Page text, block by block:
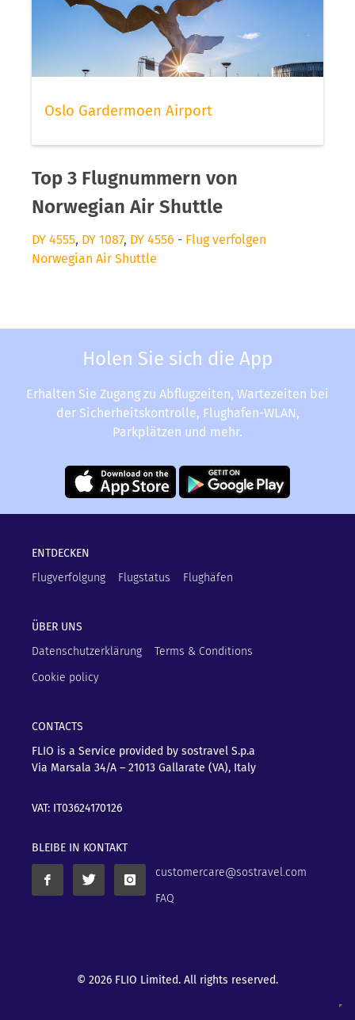
Oslo Gardermoen Airport
Top 3 Flugnummern von
Norwegian Air Shuttle
DY 4555, DY 1087, DY 4556 - Flug verfolgen
Norwegian Air Shuttle
Holen Sie sich die App
Erhalten Sie Zugang zu Abflugzeiten, Wartezeiten bei
der Sicherheitskontrolle, Flughafen-WLAN,
Parkplätzen und mehr.
ENTDECKEN
Flugverfolgung
Flugstatus Flughäfen
ÜBER UNS
Datenschutzerklärung
Terms & Conditions
Cookie policy
CONTACTS
FLIO is a Service provided by sostravel S.p.a
Via Marsala 34/A – 21013 Gallarate (VA), Italy
VAT: IT03624170126
BLEIBE IN KONTAKT
customercare@sostravel.com
FAQ
© 2026 FLIO Limited. All rights reserved.